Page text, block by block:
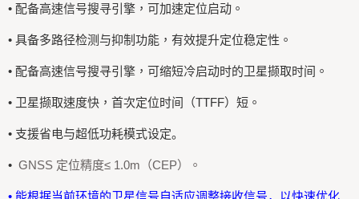
• 配备高速信号搜寻引擎，可加速定位启动。
• 具备多路径检测与抑制功能，有效提升定位稳定性。
• 配备高速信号搜寻引擎，可缩短冷启动时的卫星撷取时间。
• 卫星撷取速度快，首次定位时间（TTFF）短。
• 支援省电与超低功耗模式设定。
• GNSS 定位精度≤ 1.0m（CEP）。
• 能根据当前环境的卫星信号自适应调整接收信号，以快速优化